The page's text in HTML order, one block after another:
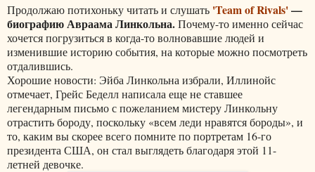
Продолжаю потихоньку читать и слушать 'Team of Rivals'—
биографию Авраама Линкольна.Почему-то именно сейчас
хочется погрузиться в когда-то волновавшие людей и
изменившие историю события, на которые можно посмотреть
отдалившись.
Хорошие новости: Эйба Линкольна избрали, Иллинойс
отмечает, Грейс Беделл написала еще не ставшее
легендарным письмо с пожеланием мистеру Линкольну
отрастить бороду, поскольку «всем леди нравятся бороды», и
то, каким вы скорее всего помните по портретам 16-го
президента США, он стал выглядеть благодаря этой 11-
летней девочке.